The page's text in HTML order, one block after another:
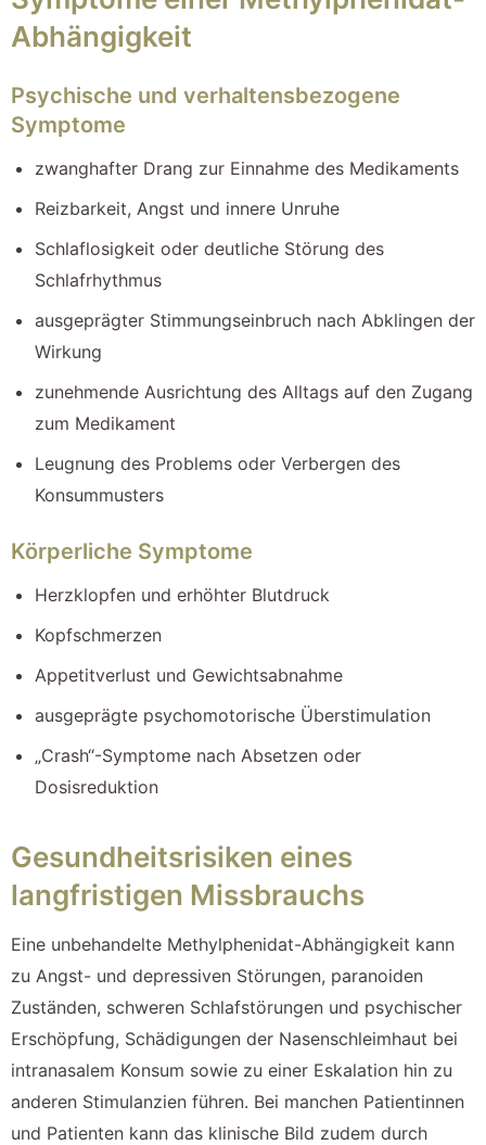
Abhängigkeit
Psychische und verhaltensbezogene
Symptome
zwanghafter Drang zur Einnahme des Medikaments
Reizbarkeit, Angst und innere Unruhe
Schlaflosigkeit oder deutliche Störung des
Schlafrhythmus
ausgeprägter Stimmungseinbruch nach Abklingen der
Wirkung
zunehmende Ausrichtung des Alltags auf den Zugang
zum Medikament
Leugnung des Problems oder Verbergen des
Konsummusters
Körperliche Symptome
Herzklopfen und erhöhter Blutdruck
Kopfschmerzen
Appetitverlust und Gewichtsabnahme
ausgeprägte psychomotorische Überstimulation
„Crash“-Symptome nach Absetzen oder
Dosisreduktion
Gesundheitsrisiken eines
langfristigen Missbrauchs
Eine unbehandelte Methylphenidat-Abhängigkeit kann
zu Angst- und depressiven Störungen, paranoiden
Zuständen, schweren Schlafstörungen und psychischer
Erschöpfung, Schädigungen der Nasenschleimhaut bei
intranasalem Konsum sowie zu einer Eskalation hin zu
anderen Stimulanzien führen. Bei manchen Patientinnen
und Patienten kann das klinische Bild zudem durch